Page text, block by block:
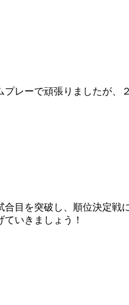
レーで頑張りましたが、
目を突破し、順位決定戦
いきましょう！